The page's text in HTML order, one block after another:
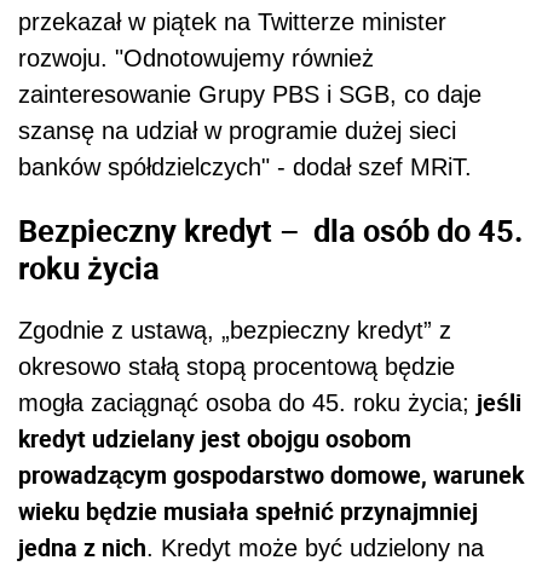
przekazał w piątek na Twitterze minister
rozwoju. "Odnotowujemy również
zainteresowanie Grupy PBS i SGB, co daje
szansę na udział w programie dużej sieci
banków spółdzielczych" - dodał szef MRiT.
Bezpieczny kredyt – dla osób do 45.
roku życia
Zgodnie z ustawą, „bezpieczny kredyt” z
okresowo stałą stopą procentową będzie
mogła zaciągnąć osoba do 45. roku życia; jeśli
kredyt udzielany jest obojgu osobom
prowadzącym gospodarstwo domowe, warunek
wieku będzie musiała spełnić przynajmniej
jedna z nich. Kredyt może być udzielony na